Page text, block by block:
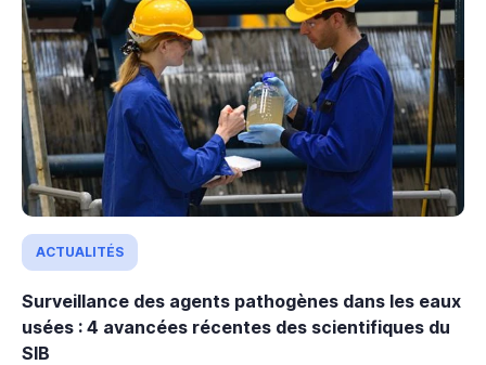
ACTUALITÉS
Surveillance des agents pathogènes dans les eaux
usées : 4 avancées récentes des scientifiques du
SIB